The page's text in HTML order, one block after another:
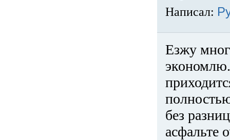
Написал:
Езжу
без
асфальте